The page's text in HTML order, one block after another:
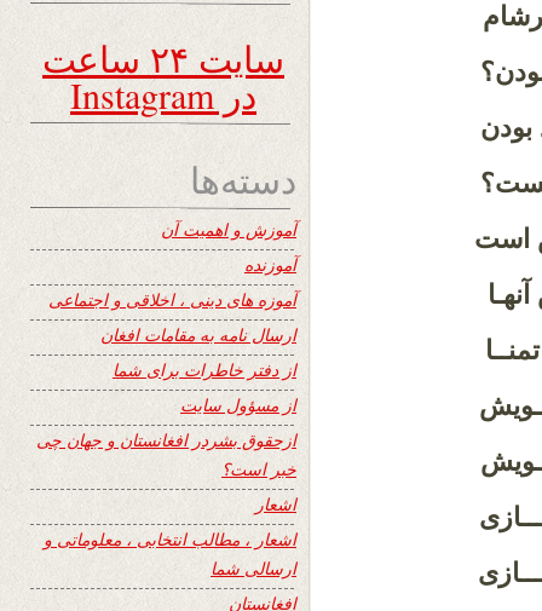
بودن
است
سایت ۲۴ ساعت
در Instagram
دسته‌ها
آموزش و اهمیت آن
آموزنده
آموزه های دینی ، اخلاقی و اجتماعی
ارسال نامه به مقامات افغان
از دفتر خاطرات برای شما
از مسؤول سایت
ازحقوق بشردر افغانستان و جهان چی
خبر است؟
اشعار
اشعار ، مطالب انتخابی ، معلوماتی و
ارسالی شما
افغانستان